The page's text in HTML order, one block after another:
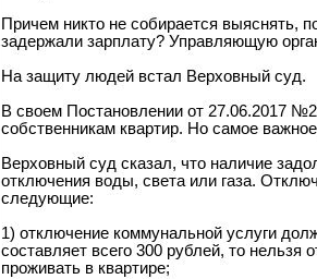
Причем никто не собирается выяснять,
задержали зарплату? Управляющую
На защиту людей встал Верховный суд.
В своем Постановлении от 27.06.2017
собственникам квартир. Но самое
Верховный суд сказал, что наличие
отключения воды, света или газа.
следующие:
1) отключение коммунальной услуги
составляет всего 300 рублей, то нельзя
проживать в квартире;